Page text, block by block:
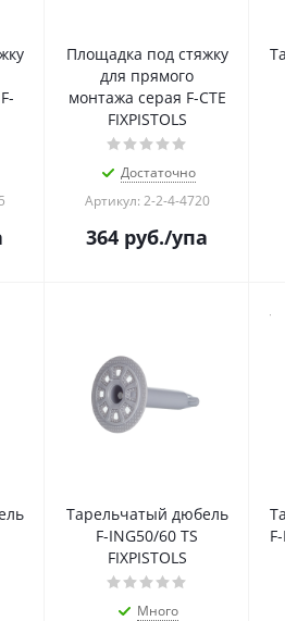
Площадка под стяжку
для прямого
монтажа серая F-CTE
FIXPISTOLS
Достаточно
Артикул: 2-2-4-4720
364 руб./упа
Тарельчатый дюбель
F-ING50/60 TS
FIXPISTOLS
Много